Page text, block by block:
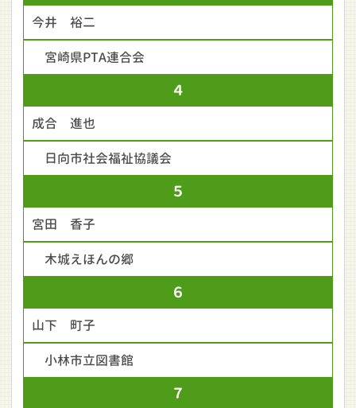
今井 裕二
宮崎県PTA連合会
４
成合 進也
日向市社会福祉協議会
５
宮田 香子
木城えほんの郷
６
山下 町子
小林市立図書館
７